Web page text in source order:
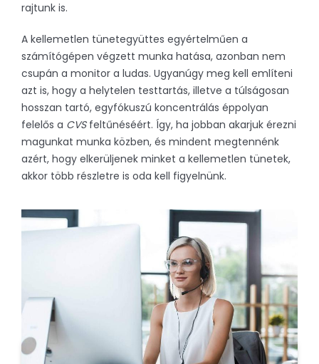
rajtunk is.
A kellemetlen tünetegyüttes egyértelműen a
számítógépen végzett munka hatása, azonban nem
csupán a monitor a ludas. Ugyanúgy meg kell említeni
azt is, hogy a helytelen testtartás, illetve a túlságosan
hosszan tartó, egyfókuszú koncentrálás éppolyan
felelős a CVSfeltűnéséért. Így, ha jobban akarjuk érezni
magunkat munka közben, és mindent megtennénk
azért, hogy elkerüljenek minket a kellemetlen tünetek,
akkor több részletre is oda kell figyelnünk.